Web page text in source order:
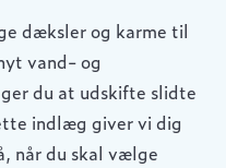
dæksler og karme til
vand- og
du at udskifte slidte
indlæg giver vi dig
når du skal vælge